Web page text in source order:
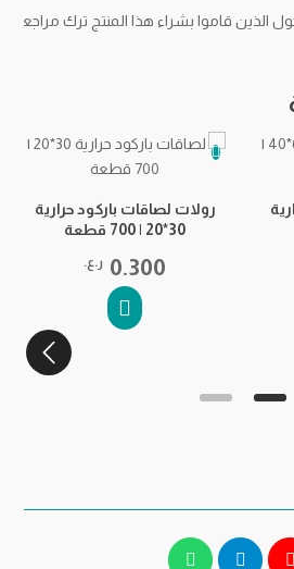
قاموا بشراء هذا المنتج ترك مراجعة.
رولات لصاقات باركود حرارية
30*20 | 700 قطعة
0.300 ر.ع.